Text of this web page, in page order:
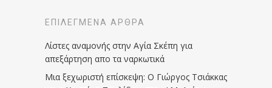
ΕΠΙΛΕΓΜΈΝΑ ΆΡΘΡΑ
Λίστες αναμονής στην Αγία Σκέπη για
απεξάρτηση απο τα ναρκωτικά
Μια ξεχωριστή επίσκεψη: Ο Γιώργος Τσιάκκας